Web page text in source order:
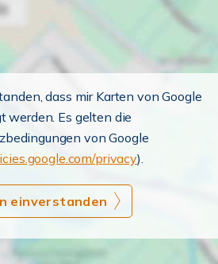
dass mir Karten von Google
werden. Es gelten die
von Google
privacy).
einverstanden